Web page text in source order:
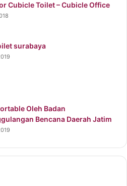
Cubicle Toilet – Cubicle Office
surabaya
Oleh Badan
Bencana Daerah Jatim